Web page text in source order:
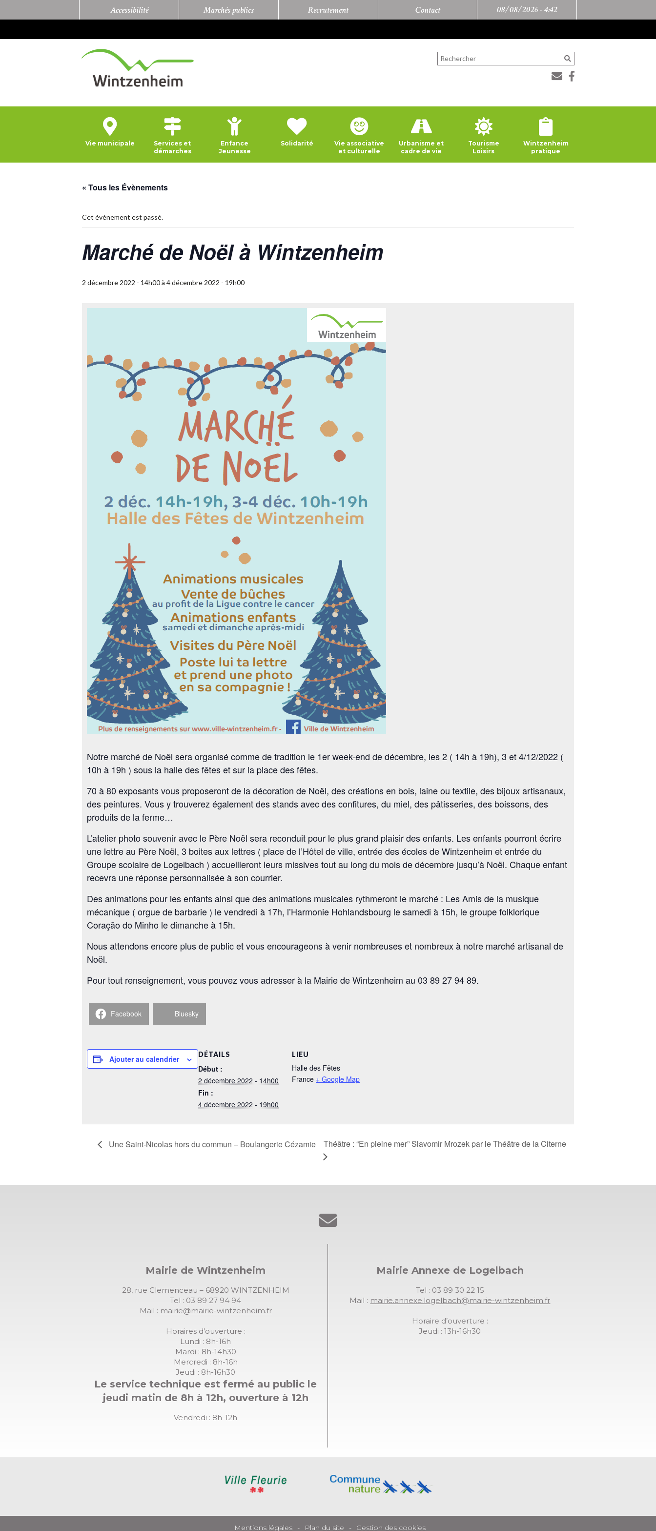
Accessibilité Marchés publics Recrutement Contact 08/08/2026 -4:42
Vie municipale
Services et
démarches
Enfance
Jeunesse
Solidarité
Vie associative
et culturelle
Urbanisme et
cadre de vie
Tourisme
Loisirs
Wintzenheim
pratique
« Tous les Évènements
Cet évènement est passé.
Marché de Noël à Wintzenheim
2 décembre 2022 - 14h00à 4 décembre 2022 - 19h00
Notre marché de Noël sera organisé comme de tradition le 1er week-end de décembre, les 2 ( 14h à 19h), 3 et 4/12/2022 (
10h à 19h ) sous la halle des fêtes et sur la place des fêtes.
70 à 80 exposants vous proposeront de la décoration de Noël, des créations en bois, laine ou textile, des bijoux artisanaux,
des peintures. Vous y trouverez également des stands avec des confitures, du miel, des pâtisseries, des boissons, des
produits de la ferme…
L’atelier photo souvenir avec le Père Noël sera reconduit pour le plus grand plaisir des enfants. Les enfants pourront écrire
une lettre au Père Noël, 3 boites aux lettres ( place de l’Hôtel de ville, entrée des écoles de Wintzenheim et entrée du
Groupe scolaire de Logelbach ) accueilleront leurs missives tout au long du mois de décembre jusqu’à Noël. Chaque enfant
recevra une réponse personnalisée à son courrier.
Des animations pour les enfants ainsi que des animations musicales rythmeront le marché : Les Amis de la musique
mécanique ( orgue de barbarie ) le vendredi à 17h, l’Harmonie Hohlandsbourg le samedi à 15h, le groupe folklorique
Coração do Minho le dimanche à 15h.
Nous attendons encore plus de public et vous encourageons à venir nombreuses et nombreux à notre marché artisanal de
Noël.
Pour tout renseignement, vous pouvez vous adresser à la Mairie de Wintzenheim au 03 89 27 94 89.
Facebook Bluesky
Ajouter au calendrier DÉTAILS
Début :
2 décembre 2022 - 14h00
Fin :
4 décembre 2022 - 19h00
LIEU
Halle des Fêtes
France + Google Map
Une Saint-Nicolas hors du commun – Boulangerie Cézamie Théâtre : “En pleine mer” Slavomir Mrozek par le Théâtre de la Citerne
Mairie de Wintzenheim
28, rue Clemenceau – 68920 WINTZENHEIM
Tel : 03 89 27 94 94
Mail : mairie@mairie-wintzenheim.fr
Horaires d’ouverture :
Lundi : 8h-16h
Mardi : 8h-14h30
Mercredi : 8h-16h
Jeudi : 8h-16h30
Le service technique est fermé au public le
jeudi matin de 8h à 12h, ouverture à 12h
Vendredi : 8h-12h
Mairie Annexe de Logelbach
Tel : 03 89 30 22 15
Mail : mairie.annexe.logelbach@mairie-wintzenheim.fr
Horaire d’ouverture :
Jeudi : 13h-16h30
Mentions légales Plan du site Gestion des cookies